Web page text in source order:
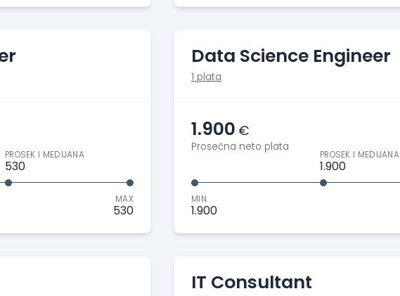
PROSEK I MEDIJANA
530
MAX
530
Data Science Engineer
1 plata
1.900 €
Prosečna neto plata
MIN
1.900
PROSEK I MEDIJANA
1.900
IT Consultant